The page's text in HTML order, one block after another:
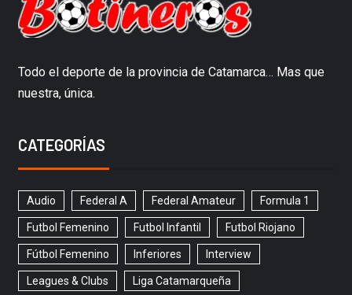
Todo el deporte de la provincia de Catamarca… Mas que
nuestra, única.
CATEGORÍAS
Audio Federal A Federal Amateur Formula 1
Futbol Femenino Futbol Infantil Futbol Riojano
Fútbol Femenino Inferiores Interview
Leagues & Clubs Liga Catamarqueña